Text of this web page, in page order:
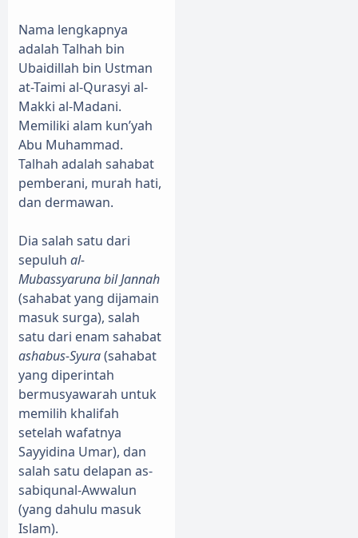
Nama lengkapnya
adalah Talhah bin
Ubaidillah bin Ustman
at-Taimi al-Qurasyi al-
Makki al-Madani.
Memiliki alam kun’yah
Abu Muhammad.
Talhah adalah sahabat
pemberani, murah hati,
dan dermawan.
Dia salah satu dari
sepuluh al-
Mubassyaruna bil Jannah
(sahabat yang dijamain
masuk surga), salah
satu dari enam sahabat
ashabus-Syura(sahabat
yang diperintah
bermusyawarah untuk
memilih khalifah
setelah wafatnya
Sayyidina Umar), dan
salah satu delapan as-
sabiqunal-Awwalun
(yang dahulu masuk
Islam).